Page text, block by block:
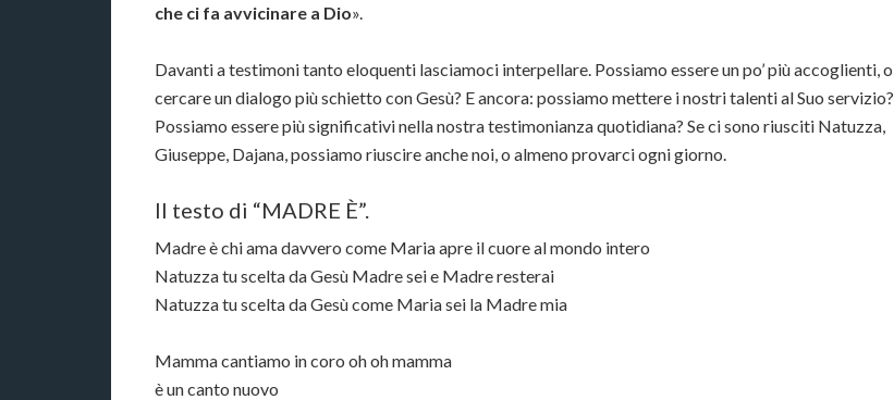
che ci fa avvicinare a Dio».
Davanti a testimoni tanto eloquenti lasciamoci interpellare. Possiamo essere un po’ più accoglienti, o
cercare un dialogo più schietto con Gesù? E ancora: possiamo mettere i nostri talenti al Suo servizio?
Possiamo essere più significativi nella nostra testimonianza quotidiana? Se ci sono riusciti Natuzza,
Giuseppe, Dajana, possiamo riuscire anche noi, o almeno provarci ogni giorno.
Il testo di “MADRE È”.
Madre è chi ama davvero come Maria apre il cuore al mondo intero
Natuzza tu scelta da Gesù Madre sei e Madre resterai
Natuzza tu scelta da Gesù come Maria sei la Madre mia
Mamma cantiamo in coro oh oh mamma
è un canto nuovo